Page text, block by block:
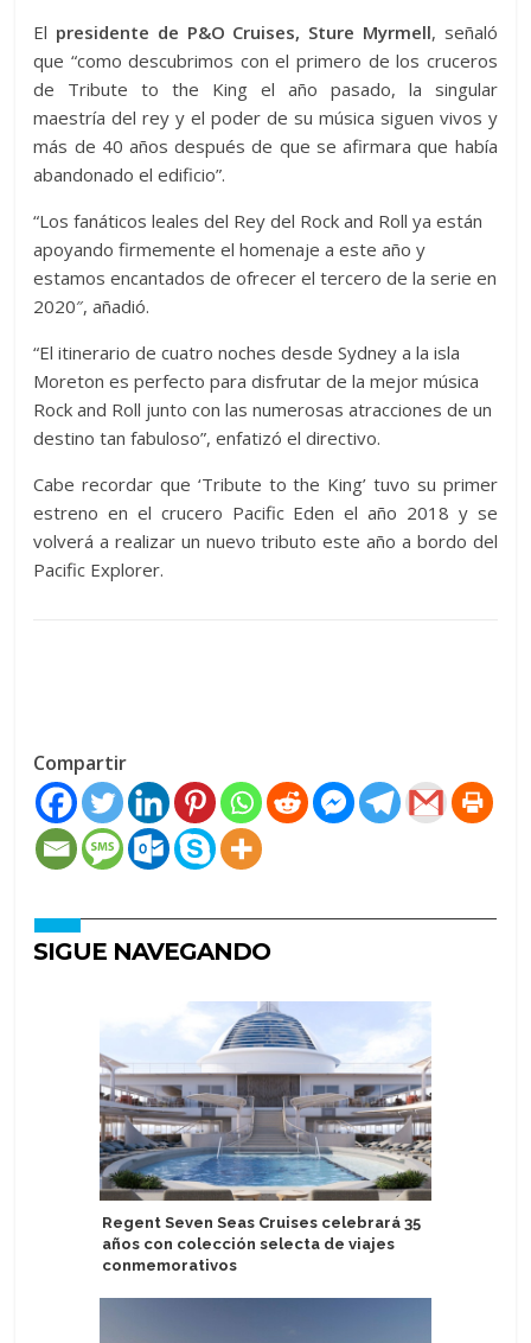
El presidente de P&O Cruises, Sture Myrmell, señaló
que “como descubrimos con el primero de los cruceros
de Tribute to the King el año pasado, la singular
maestría del rey y el poder de su música siguen vivos y
más de 40 años después de que se afirmara que había
abandonado el edificio”.
“Los fanáticos leales del Rey del Rock and Roll ya están
apoyando firmemente el homenaje a este año y
estamos encantados de ofrecer el tercero de la serie en
2020″, añadió.
“El itinerario de cuatro noches desde Sydney a la isla
Moreton es perfecto para disfrutar de la mejor música
Rock and Roll junto con las numerosas atracciones de un
destino tan fabuloso”, enfatizó el directivo.
Cabe recordar que ‘Tribute to the King’ tuvo su primer
estreno en el crucero Pacific Eden el año 2018 y se
volverá a realizar un nuevo tributo este año a bordo del
Pacific Explorer.
Compartir
SIGUE NAVEGANDO
Regent Seven Seas Cruises celebrará 35
años con colección selecta de viajes
conmemorativos